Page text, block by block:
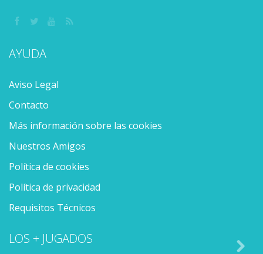
AYUDA
Aviso Legal
Contacto
Más información sobre las cookies
Nuestros Amigos
Política de cookies
Política de privacidad
Requisitos Técnicos
LOS + JUGADOS
